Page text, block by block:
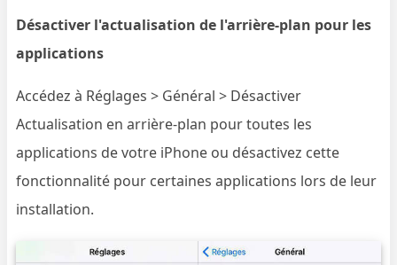
Désactiver l'actualisation de l'arrière-plan pour les
applications
Accédez à Réglages > Général > Désactiver
Actualisation en arrière-plan pour toutes les
applications de votre iPhone ou désactivez cette
fonctionnalité pour certaines applications lors de leur
installation.